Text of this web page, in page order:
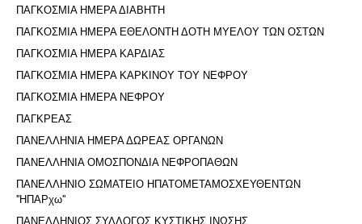
ΠΑΓΚΟΣΜΙΑ ΗΜΕΡΑ ΔΙΑΒΗΤΗ
ΠΑΓΚΟΣΜΙΑ ΗΜΕΡΑ ΕΘΕΛΟΝΤΗ ΔΟΤΗ ΜΥΕΛΟΥ ΤΩΝ ΟΣΤΩΝ
ΠΑΓΚΟΣΜΙΑ ΗΜΕΡΑ ΚΑΡΔΙΑΣ
ΠΑΓΚΟΣΜΙΑ ΗΜΕΡΑ ΚΑΡΚΙΝΟΥ ΤΟΥ ΝΕΦΡΟΥ
ΠΑΓΚΟΣΜΙΑ ΗΜΕΡΑ ΝΕΦΡΟΥ
ΠΑΓΚΡΕΑΣ
ΠΑΝΕΛΛΗΝΙΑ ΗΜΕΡΑ ΔΩΡΕΑΣ ΟΡΓΑΝΩΝ
ΠΑΝΕΛΛΗΝΙΑ ΟΜΟΣΠΟΝΔΙΑ ΝΕΦΡΟΠΑΘΩΝ
ΠΑΝΕΛΛΗΝΙΟ ΣΩΜΑΤΕΙΟ ΗΠΑΤΟΜΕΤΑΜΟΣΧΕΥΘΕΝΤΩΝ
''ΗΠΑΡχω''
ΠΑΝΕΛΛΗΝΙΟΣ ΣΥΛΛΟΓΟΣ ΚΥΣΤΙΚΗΣ ΙΝΩΣΗΣ